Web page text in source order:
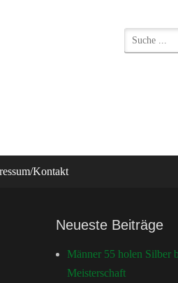
Suche
nach:
Kontakt
Neueste Beiträge
Männer 55 holen Silber
Meisterschaft